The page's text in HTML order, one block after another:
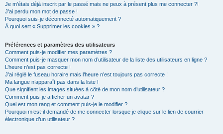
Je m’étais déjà inscrit par le passé mais ne peux à présent plus me connecter ?!
J’ai perdu mon mot de passe !
Pourquoi suis-je déconnecté automatiquement ?
À quoi sert « Supprimer les cookies » ?
Préférences et paramètres des utilisateurs
Comment puis-je modifier mes paramètres ?
Comment puis-je masquer mon nom d’utilisateur de la liste des utilisateurs en ligne ?
L’heure n’est pas correcte !
J’ai réglé le fuseau horaire mais l’heure n’est toujours pas correcte !
Ma langue n’apparaît pas dans la liste !
Que signifient les images situées à côté de mon nom d’utilisateur ?
Comment puis-je afficher un avatar ?
Quel est mon rang et comment puis-je le modifier ?
Pourquoi m’est-il demandé de me connecter lorsque je clique sur le lien de courrier
électronique d’un utilisateur ?